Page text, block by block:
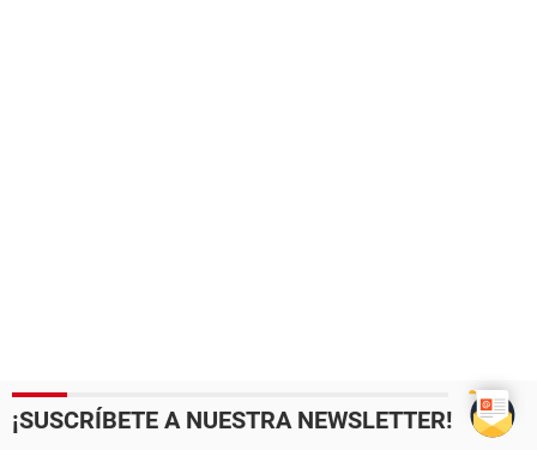
¡SUSCRÍBETE A NUESTRA NEWSLETTER!